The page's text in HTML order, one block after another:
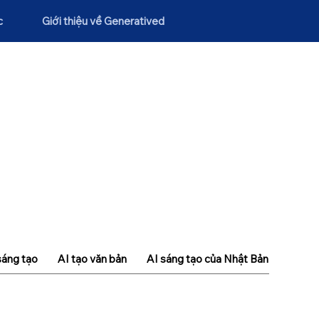
Giới thiệu về Generatived
tạo AI tạo văn bản AI sáng tạo của Nhật Bản